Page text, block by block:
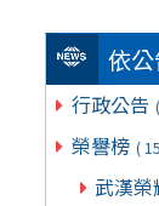
依
行政公告
榮譽榜 (
武漢榮